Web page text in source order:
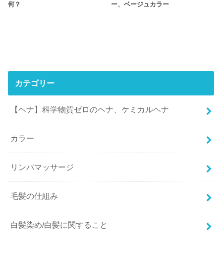
何？
ー、ベージュカラー
カテゴリー
【ヘナ】科学物質ゼロのヘナ、ケミカルヘナ
カラー
リンパマッサージ
毛髪の仕組み
白髪染め/白髪に関すること